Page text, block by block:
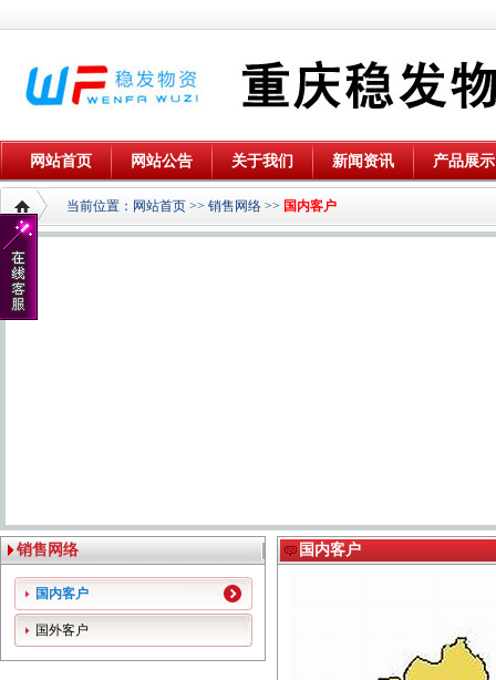
网站首页 网站公告 关于我们 新闻资讯 产品展示
当前位置： 网站首页 >> 销售网络 >> 国内客户
销售网络
国内客户
国外客户
国内客户